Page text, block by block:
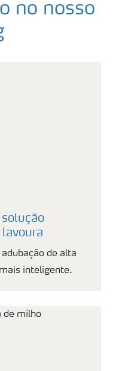
no nosso
de alta
inteligente.